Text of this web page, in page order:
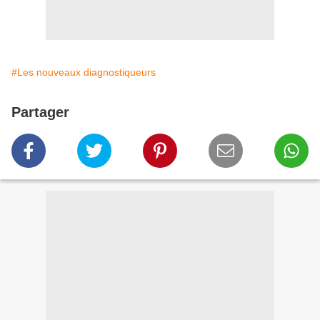
#Les nouveaux diagnostiqueurs
Partager